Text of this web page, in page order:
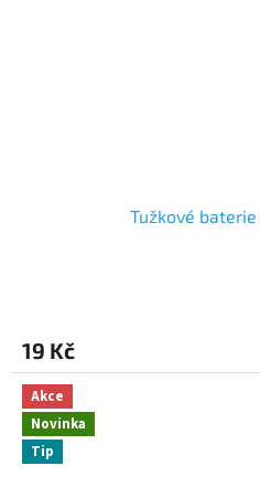
Tužkové baterie
19 Kč
Akce
Novinka
Tip